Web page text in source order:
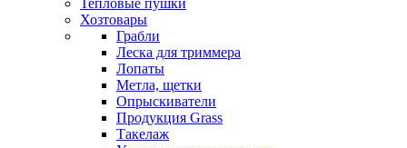
Тепловые пушки
Хозтовары
Грабли
Леска для триммера
Лопаты
Метла, щетки
Опрыскиватели
Продукция Grass
Такелаж